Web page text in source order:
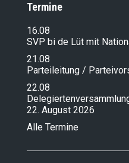
Termine
16.08
SVP bi de Lüt mit
21.08
Parteileitung /
22.08
22. August 2026
Alle Termine